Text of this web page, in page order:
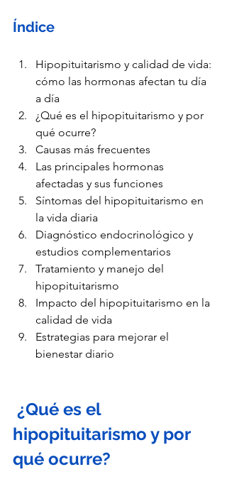
Índice
Hipopituitarismo y calidad de vida:
cómo las hormonas afectan tu día
a día
¿Qué es el hipopituitarismo y por
qué ocurre?
Causas más frecuentes
Las principales hormonas
afectadas y sus funciones
Síntomas del hipopituitarismo en
la vida diaria
Diagnóstico endocrinológico y
estudios complementarios
Tratamiento y manejo del
hipopituitarismo
Impacto del hipopituitarismo en la
calidad de vida
Estrategias para mejorar el
bienestar diario
¿Qué es el
hipopituitarismo y por
qué ocurre?